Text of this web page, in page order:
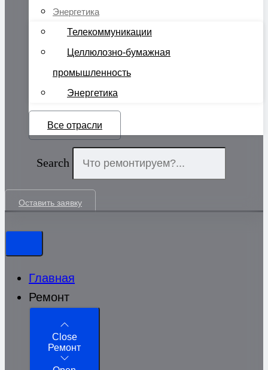
Энергетика
Телекоммуникации
Целлюлозно-бумажная
промышленность
Энергетика
Все отрасли
Search
Оставить заявку
Главная
Ремонт
Close
Ремонт